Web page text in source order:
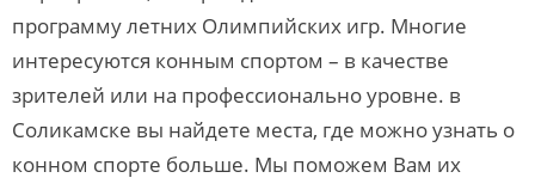
программу летних Олимпийских игр. Многие
интересуются конным спортом – в качестве
зрителей или на профессионально уровне. в
Соликамске вы найдете места, где можно узнать о
конном спорте больше. Мы поможем Вам их